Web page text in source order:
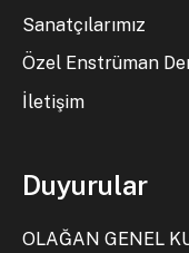
Sanatçılarımız
Özel Enstrüman
İletişim
Duyurular
OLAĞAN GENEL